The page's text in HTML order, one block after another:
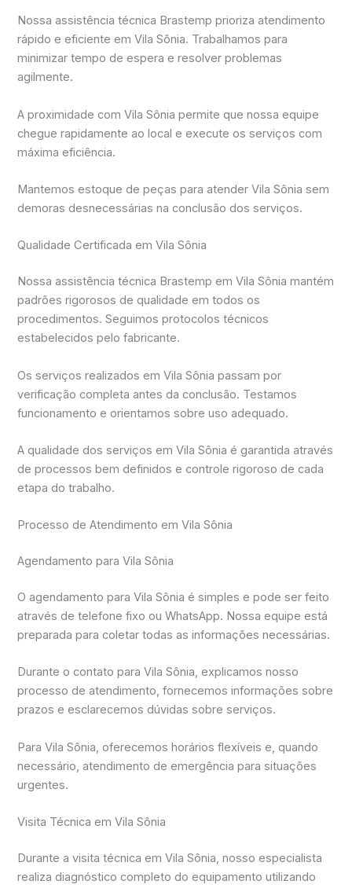
Nossa assistência técnica Brastemp prioriza atendimento
rápido e eficiente em Vila Sônia. Trabalhamos para
minimizar tempo de espera e resolver problemas
agilmente.
A proximidade com Vila Sônia permite que nossa equipe
chegue rapidamente ao local e execute os serviços com
máxima eficiência.
Mantemos estoque de peças para atender Vila Sônia sem
demoras desnecessárias na conclusão dos serviços.
Qualidade Certificada em Vila Sônia
Nossa assistência técnica Brastemp em Vila Sônia mantém
padrões rigorosos de qualidade em todos os
procedimentos. Seguimos protocolos técnicos
estabelecidos pelo fabricante.
Os serviços realizados em Vila Sônia passam por
verificação completa antes da conclusão. Testamos
funcionamento e orientamos sobre uso adequado.
A qualidade dos serviços em Vila Sônia é garantida através
de processos bem definidos e controle rigoroso de cada
etapa do trabalho.
Processo de Atendimento em Vila Sônia
Agendamento para Vila Sônia
O agendamento para Vila Sônia é simples e pode ser feito
através de telefone fixo ou WhatsApp. Nossa equipe está
preparada para coletar todas as informações necessárias.
Durante o contato para Vila Sônia, explicamos nosso
processo de atendimento, fornecemos informações sobre
prazos e esclarecemos dúvidas sobre serviços.
Para Vila Sônia, oferecemos horários flexíveis e, quando
necessário, atendimento de emergência para situações
urgentes.
Visita Técnica em Vila Sônia
Durante a visita técnica em Vila Sônia, nosso especialista
realiza diagnóstico completo do equipamento utilizando